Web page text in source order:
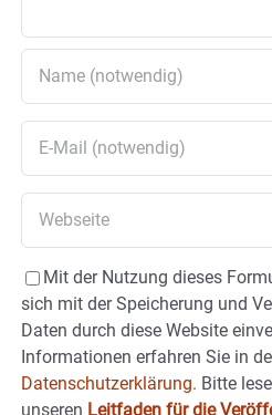
Mit der Nutzung dieses
sich mit der Speicherung und
Daten durch diese Website
Informationen erfahren Sie in
Datenschutzerklärung. Bitte
unseren Leitfaden für die